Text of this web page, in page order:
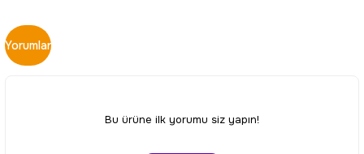
Bu ürünün fiyat bilgisi, resim, ürün açıklamalarında ve diğer
konularda yetersiz gördüğünüz noktaları öneri formunu
kullanarak tarafımıza iletebilirsiniz.
Ürün resmi kalitesiz, bozuk veya görüntülenemiyor.
Yorumlar
Bu ürüne ilk yorumu siz yapın!